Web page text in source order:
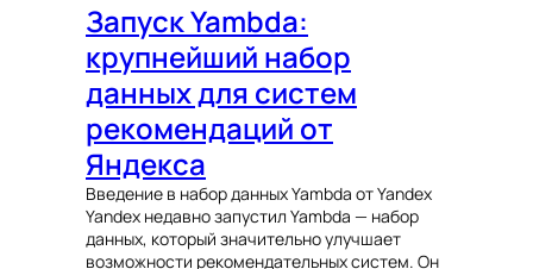
Запуск Yambda:
крупнейший набор
данных для систем
рекомендаций от
Яндекса
Введение в набор данных Yambda от Yandex
Yandex недавно запустил Yambda — набор
данных, который значительно улучшает
возможности рекомендательных систем. Он